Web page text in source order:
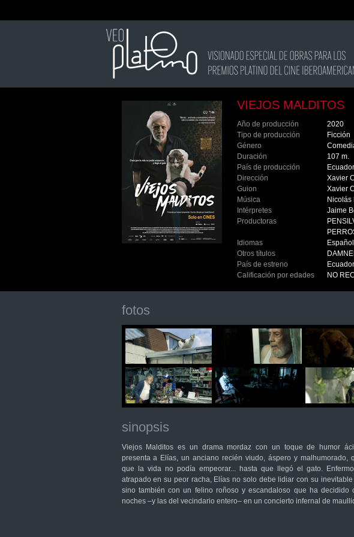
VIEJOS MALDITOS
Año de producción
2020
Tipo de producción
Ficción
Género
Duración
107 m.
País de producción
Dirección
Xavier
Guion
Xavier
Música
Nicolás
Intérpretes
Jaime
Productoras
Idiomas
Español
Otros títulos
País de estreno
Ecuador
Calificación por edades
NO
fotos
sinopsis
Viejos Malditos es un drama mordaz con un toque de humor
presenta a Elías, un anciano recién viudo, áspero y malhumorado,
que la vida no podía empeorar... hasta que llegó el gato.
atrapado en su peor racha, Elías no solo debe lidiar con su
sino también con un felino roñoso y escandaloso que ha decidido
noches –y las del vecindario entero– en un concierto infernal de